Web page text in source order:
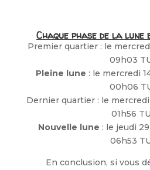
Chaque phase de la lune
Premier quartier : le
09h03
Pleine lune : le mercredi
00h06
Dernier quartier : le
01h56 TU
Nouvelle lune : le jeudi
06h53
En conclusion, si vous